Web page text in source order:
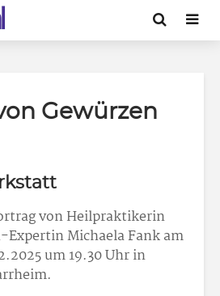
Gewürzen
von Heilpraktikerin
Michaela Fank am
um 19.30 Uhr in